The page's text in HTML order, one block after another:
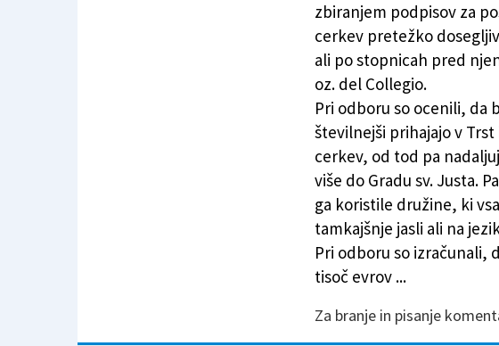
zbiranjem podpisov za
cerkev pretežko
ali po stopnicah pred
oz. del Collegio.
Pri odboru so ocenili, da
številnejši prihajajo v
cerkev, od tod pa
više do Gradu sv. Justa.
ga koristile družine, ki
tamkajšnje jasli ali na
Pri odboru so izračunali,
tisoč evrov ...
Za branje in pisanje